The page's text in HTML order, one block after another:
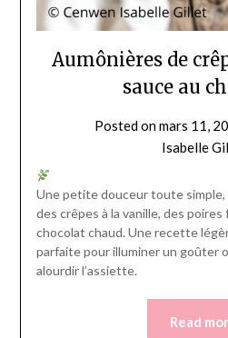
Aumônières de
sauce au
Posted onmars 11,
Isabelle
Une petite douceur toute simple,
des crêpes à la vanille, des
chocolat chaud. Une recette
parfaite pour illuminer un goûter
alourdir l’assiette.
Read